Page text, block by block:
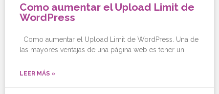
Como aumentar el Upload Limit de
WordPress
Como aumentar el Upload Limit de WordPress. Una de
las mayores ventajas de una página web es tener un
LEER MÁS »